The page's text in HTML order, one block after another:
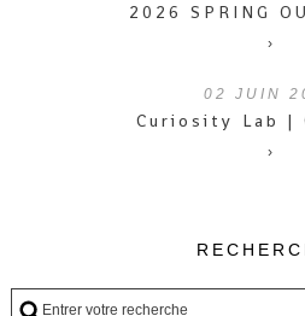
2026 SPRING
›
02 JUIN
Curiosity Lab |
›